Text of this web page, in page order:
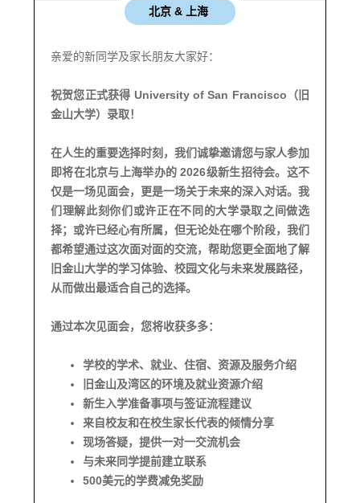
北京 & 上海
亲爱的新同学及家长朋友大家好：
祝贺您正式获得 University of San Francisco （旧
金山大学）录取！
在人生的重要选择时刻，我们诚挚邀请您与家人参加
即将在北京与上海举办的2026级新生招待会。这不
仅是一场见面会，更是一场关于未来的深入对话。 我
们理解此刻你们或许正在不同的大学录取之间做选
择；或许已经心有所属，但无论处在哪个阶段，我们
都希望通过这次面对面的交流， 帮助您更全面地了解
旧金山大学的学习体验、校园文化与未来发展路径，
从而做出最适合自己的选择。
通过本次见面会，您将收获多多：
学校的学术、就业、住宿、资源及服务介绍
旧金山及湾区的环境及就业资源介绍
新生入学准备事项与签证流程建议
来自校友和在校生家长代表的倾情分享
现场答疑，提供一对一交流机会
与未来同学提前建立联系
500美元的学费减免奖励